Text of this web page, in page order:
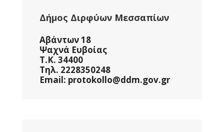
Δήμος Διρφύων Μεσσαπίων
Αβάντων 18
Ψαχνά Ευβοίας
Τ.Κ. 34400
Τηλ. 2228350248
Email: protokollo@ddm.gov.gr